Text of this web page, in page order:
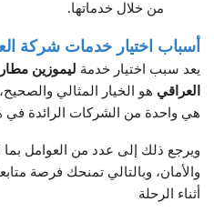
من خلال خدماتها.
أسباب اختيار خدمات شركة
يعد سبب اختيار خدمة ليموزين
العراقي هو الخيار المثالي
هي واحدة من الشركات الرائدة في
ويرجع ذلك إلى عدد من العوامل بما
والأمان، وبالتالي تمنحك فرصة
أثناء الرحلة